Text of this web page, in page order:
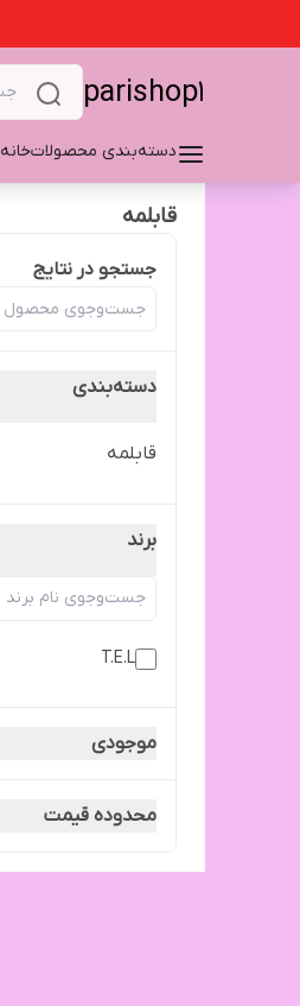
parishop1
دسته‌بندی محصولاتخانه
قابلمه
جستجو در نتایج
دسته‌بندی
قابلمه
برند
T.E.L
موجودی
محدوده قیمت